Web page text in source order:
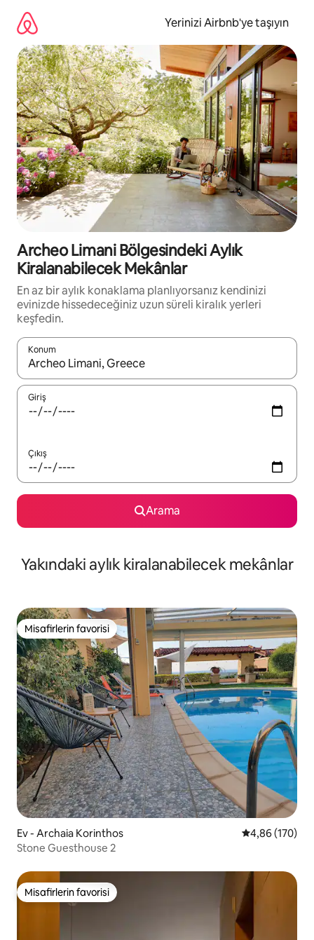
Yerinizi Airbnb'ye taşıyın
Archeo Limani Bölgesindeki Aylık
Kiralanabilecek Mekânlar
En az bir aylık konaklama planlıyorsanız kendinizi
evinizde hissedeceğiniz uzun süreli kiralık yerleri
keşfedin.
Konum
Sonuçlar kullanılabilir olduğunda yukarı ve aşağı oklarıyla
Giriş
Çıkış
Arama
Yakındaki aylık kiralanabilecek mekânlar
Misafirlerin favorisi
Misafirlerin favorisi
Ev - Archaia Korinthos 5 üzerinden
4,86 (170)
Stone Guesthouse 2
Misafirlerin favorisi
Misafirlerin favorisi